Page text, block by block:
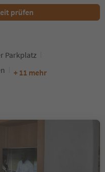
prüfen
Parkplatz
+ 11 mehr